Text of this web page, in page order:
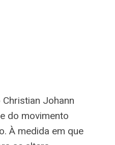
Johann
do movimento
À medida em que